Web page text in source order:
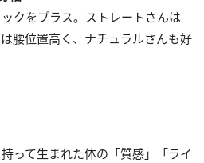
クをプラス。ストレートさんは
腰位置高く、ナチュラルさんも好
って生まれた体の「質感」「ライ